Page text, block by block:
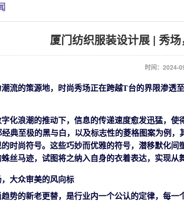
厦门纺织服装设计展 | 秀
时间：2024-
流的策源地，时尚秀场正在跨越T台的界限渗透至
化浪潮的推动下，信息的传递速度愈发迅猛，
经典至极的黑与白，以及标志性的菱格图案为例
时尚符号。这些巧妙而优雅的符号，潜移默化
丝马迹，试图将之纳入自身的衣着表达，实现从
， 大众审美的风向标
趋势的新老更替，是行业内一个公认的定律，每一